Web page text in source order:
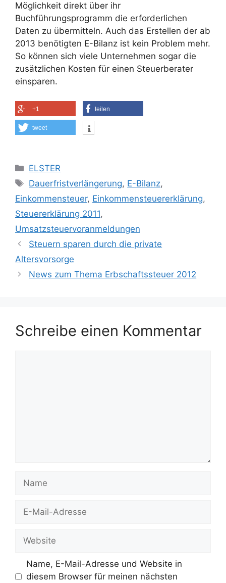
Möglichkeit direkt über ihr
Buchführungsprogramm die erforderlichen
Daten zu übermitteln. Auch das Erstellen der ab
2013 benötigten E-Bilanz ist kein Problem mehr.
So können sich viele Unternehmen sogar die
zusätzlichen Kosten für einen Steuerberater
einsparen.
+1 teilen
tweet
Kategorien
ELSTER
Schlagwörter
Dauerfristverlängerung, E-Bilanz,
Einkommensteuer, Einkommensteuererklärung,
Steuererklärung 2011,
Umsatzsteuervoranmeldungen
Steuern sparen durch die private
Altersvorsorge
News zum Thema Erbschaftssteuer 2012
Schreibe einen Kommentar
Mail-
Name, E-Mail-Adresse und Website in
diesem Browser für meinen nächsten